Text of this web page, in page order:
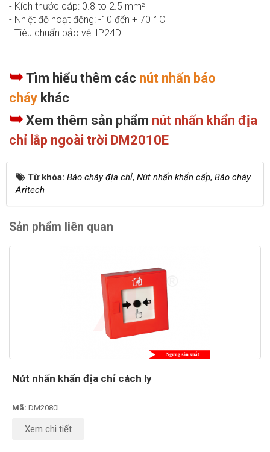
- Kích thước cáp: 0.8 to 2.5 mm²
- Nhiệt độ hoạt động: -10 đến + 70 ° C
- Tiêu chuẩn bảo vệ: IP24D
➥Tìm hiểu thêm các nút nhấn báo
cháy khác
➥Xem thêm sản phẩm nút nhấn khẩn địa
chỉ lắp ngoài trời DM2010E
Từ khóa: Báo cháy địa chỉ, Nút nhấn khẩn cấp, Báo cháy
Aritech
Sản phẩm liên quan
Nút nhấn khẩn địa chỉ cách ly
Mã: DM2080I
Xem chi tiết